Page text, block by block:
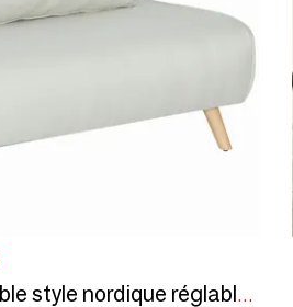
Fauteuil convertible style nordique réglable coussin blanc cassé